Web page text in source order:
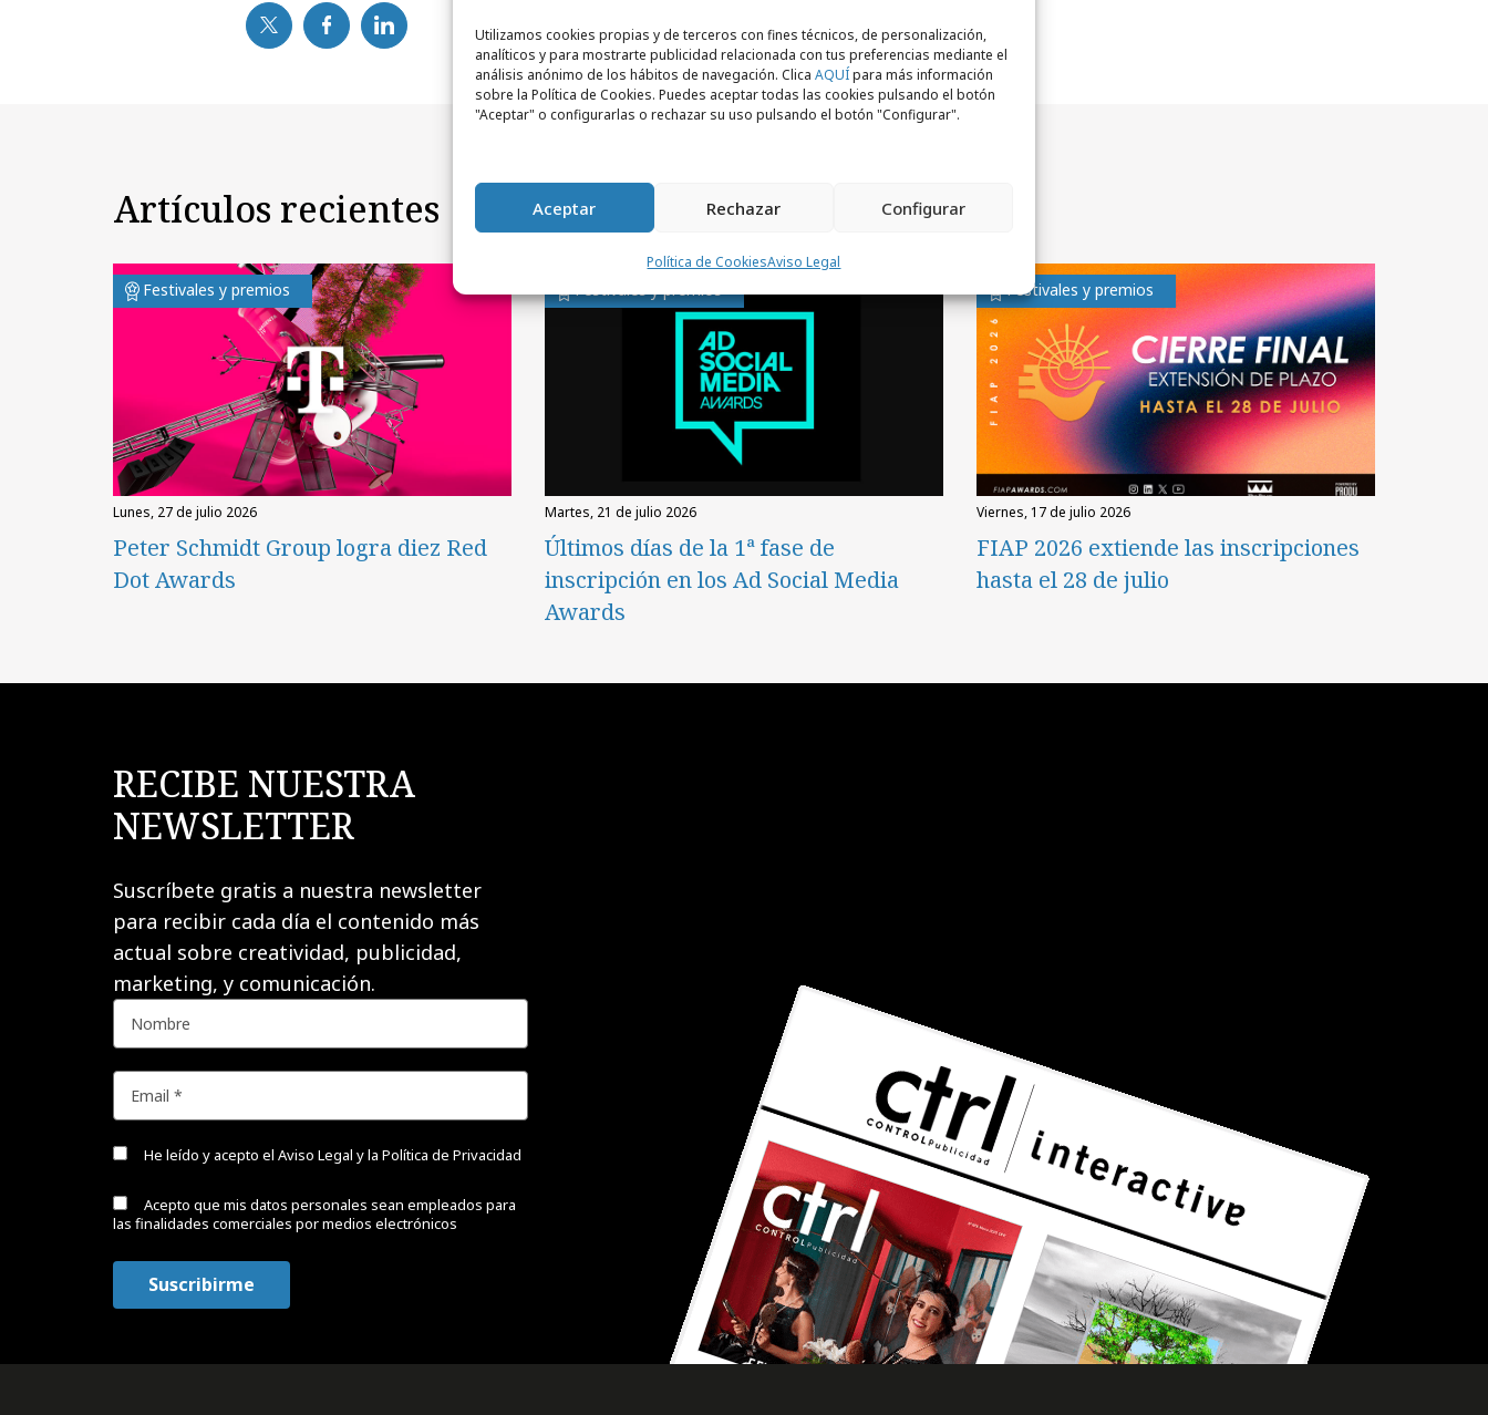
Utilizamos cookies propias y de terceros con fines técnicos, de personalización,
analíticos y para mostrarte publicidad relacionada con tus preferencias mediante el
análisis anónimo de los hábitos de navegación. Clica AQUÍpara más información
sobre la Política de Cookies. Puedes aceptar todas las cookies pulsando el botón
"Aceptar" o configurarlas o rechazar su uso pulsando el botón "Configurar".
Aceptar Rechazar Configurar
Política de CookiesAviso Legal
Artículos recientes
Festivales y premios
lunes, 27 de julio 2026
Peter Schmidt Group logra diez Red
Dot Awards
Festivales y premios
martes, 21 de julio 2026
Últimos días de la 1ª fase de
inscripción en los Ad Social Media
Awards
Festivales y premios
viernes, 17 de julio 2026
FIAP 2026 extiende las inscripciones
hasta el 28 de julio
RECIBE NUESTRA
NEWSLETTER
Suscríbete gratis a nuestra newsletter
para recibir cada día el contenido más
actual sobre creatividad, publicidad,
marketing, y comunicación.
He leído y acepto el Aviso Legal y la Política de Privacidad
Acepto que mis datos personales sean empleados para
las finalidades comerciales por medios electrónicos